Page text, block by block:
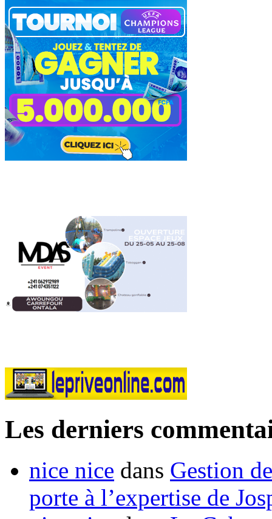
Les derniers
nice nice dans Gestion
porte à l’expertise de